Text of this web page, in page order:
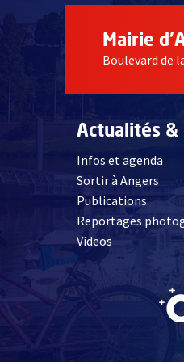
Mairie
Boulevard de
Actualités &
Infos et agenda
Sortir à Angers
Publications
Reportages
Videos, Ouvre une